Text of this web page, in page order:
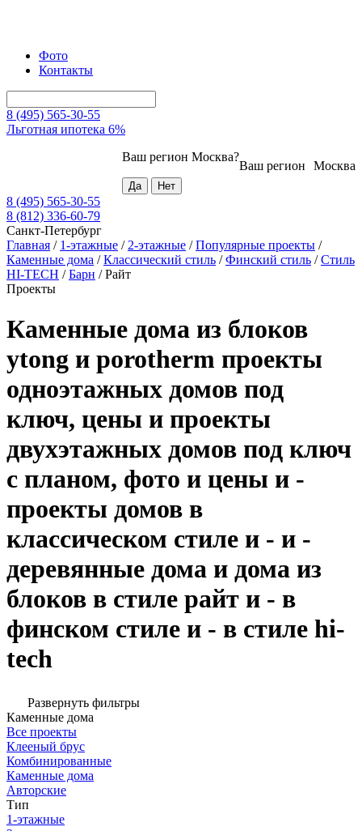
Фото
Контакты
8 (495) 565-30-55
Льготная ипотека 6%
Москва
Ваш регион
Ваш регион Москва?
8 (495) 565-30-55
8 (812) 336-60-79
Санкт-Петербург
Главная / 1-этажные / 2-этажные /Популярные проекты /
Каменные дома /Классический стиль /Финский стиль /Стиль
HI-TECH /Барн /Райт
Проекты
Каменные дома из блоков
ytong и porotherm проекты
одноэтажных домов под
ключ, цены и проекты
двухэтажных домов под ключ
с планом, фото и цены и -
проекты домов в
классическом стиле и - и -
деревянные дома и дома из
блоков в стиле райт и - в
финском стиле и - в стиле hi-
tech
Развернуть фильтры
Каменные дома
Все проекты
Клееный брус
Комбинированные
Каменные дома
Авторские
Тип
1-этажные